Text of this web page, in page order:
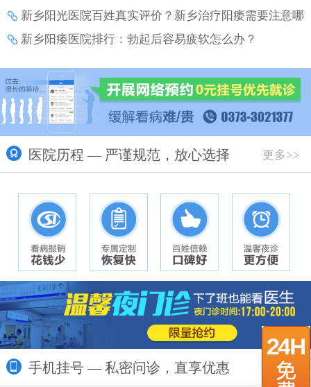
新乡阳光医院百姓真实评价？新乡治疗阳痿需要注意哪
些事项？
新乡阳痿医院排行：勃起后容易疲软怎么办？
医院历程 — 严谨规范，放心选择 更多>>
手机挂号 — 私密问诊，直享优惠 更多>>